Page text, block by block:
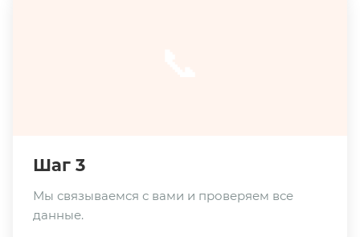
Шаг 3
Мы связываемся с вами и проверяем все
данные.